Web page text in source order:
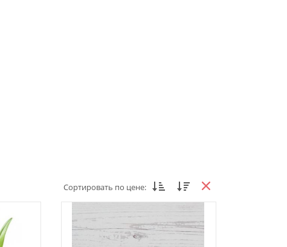
Сортировать по цене: